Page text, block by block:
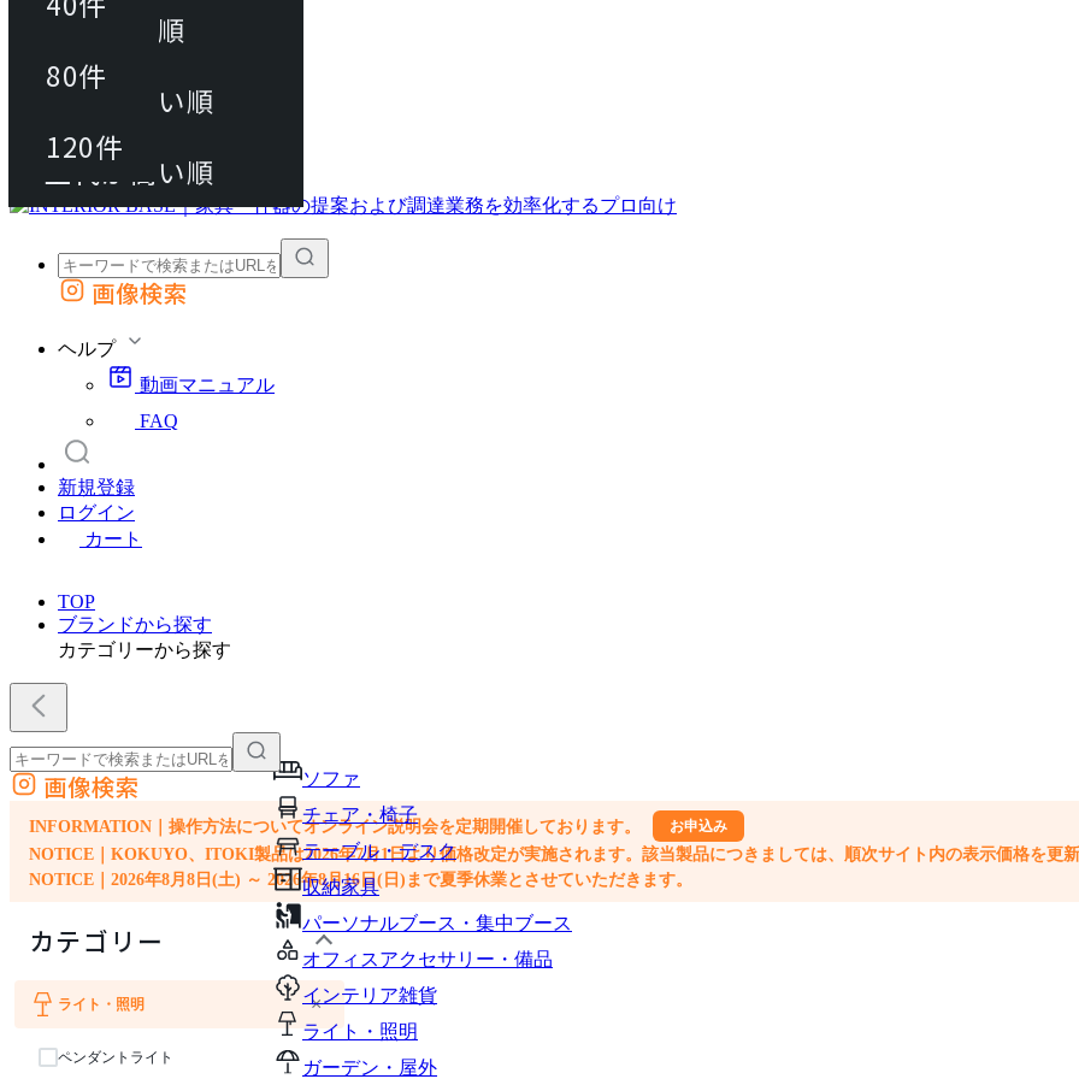
動画マニュアル
FAQ
カート
外部サイトの商品をカートに追加
画像検索
ヘルプ
動画マニュアル
FAQ
新規登録
ログイン
カート
TOP
ブランドから探す
カテゴリーから探す
ソファ
チェア・椅子
テーブル・デスク
収納家具
パーソナルブース・集中ブース
オフィスアクセサリー・備品
インテリア雑貨
ライト・照明
ガーデン・屋外
外部サイトの商品をカートに追加
他のサイトで見つけた商品ページのURLを貼り付けて、カートに追加できます
画像検索
INFORMATION｜操作方法についてオンライン説明会を定期開催しております。 お申込み
NOTICE｜KOKUYO、ITOKI製品は2026年7月1日より価格改定が実施されます。該当製品につきましては、順次サイト内の表示価格を更新
NOTICE｜2026年8月8日(土) ～ 2026年8月16日(日)まで夏季休業とさせていただきます。
カテゴリー
ライト・照明 ×
ペンダントライト
80件
120件
おすすめ順
上代が安い順
上代が高い順
80件
120件